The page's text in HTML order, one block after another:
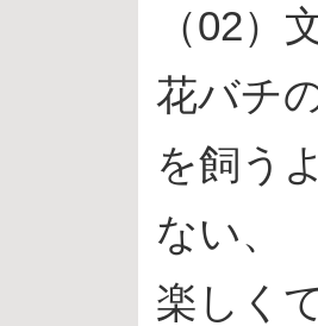
（02）
花バチ
を飼う
ない、
楽しく